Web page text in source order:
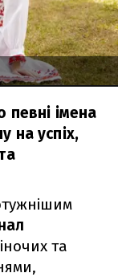
імена
на успіх,
та